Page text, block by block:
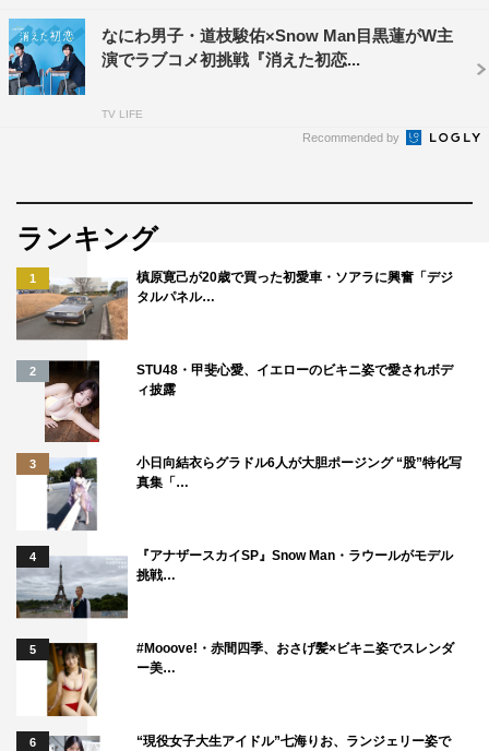
著・原作／渡 航 イラスト／ぽんかん⑧ ほか
1〜2巻 定価：（各）本体700円＋税
3〜4巻 定価：（各）本体720円＋税
全巻発売中（3・4巻は2020年4月17日発売）
https://www.shogakukan.co.jp/books/09451835
なにわ男子・道枝駿佑×Snow Man目黒蓮がW主
演でラブコメ初挑戦『消えた初恋...
TV LIFE
Recommended by
ランキング
1
槙原寛己が20歳で買った初愛車・ソアラに興奮「デジ
タルパネル…
2
STU48・甲斐心愛、イエローのビキニ姿で愛されボデ
ィ披露
3
小日向結衣らグラドル6人が大胆ポージング “股”特化写
真集「…
4
『アナザースカイSP』Snow Man・ラウールがモデル
挑戦…
5
#Mooove!・赤間四季、おさげ髪×ビキニ姿でスレンダ
ー美…
6
“現役女子大生アイドル”七海りお、ランジェリー姿で